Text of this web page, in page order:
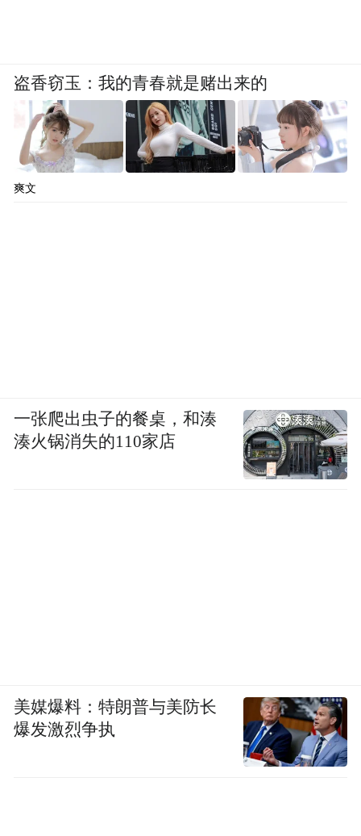
盗香窃玉：我的青春就是赌出来的
爽文
一张爬出虫子的餐桌，和湊
湊火锅消失的110家店
美媒爆料：特朗普与美防长
爆发激烈争执